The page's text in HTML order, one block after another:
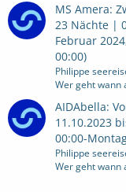
MS Amera:
23 Nächte |
Februar
00:00)
Philippe
Wer geht wann
AIDAbella:
11.10.2023
00:00-
Philippe
Wer geht wann